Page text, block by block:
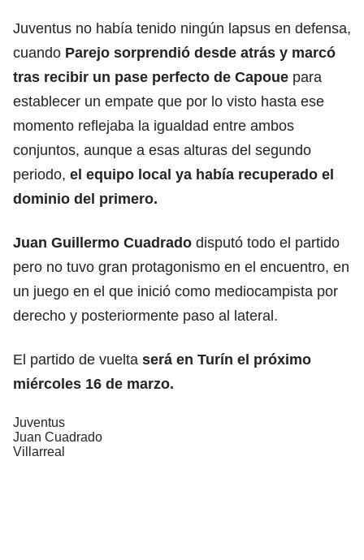
Juventus no había tenido ningún lapsus en defensa,
cuando Parejo sorprendió desde atrás y marcó
tras recibir un pase perfecto de Capoue para
establecer un empate que por lo visto hasta ese
momento reflejaba la igualdad entre ambos
conjuntos, aunque a esas alturas del segundo
periodo, el equipo local ya había recuperado el
dominio del primero.
Juan Guillermo Cuadrado disputó todo el partido
pero no tuvo gran protagonismo en el encuentro, en
un juego en el que inició como mediocampista por
derecho y posteriormente paso al lateral.
El partido de vuelta será en Turín el próximo
miércoles 16 de marzo.
Juventus
Juan Cuadrado
Villarreal